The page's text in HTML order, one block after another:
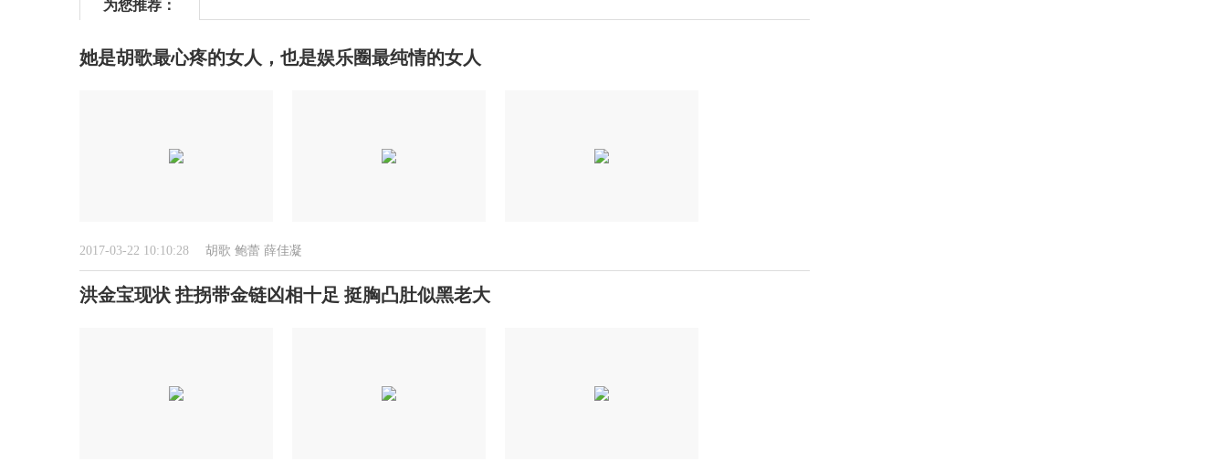
为您推荐：
她是胡歌最心疼的女人，也是娱乐圈最纯情的女人
2017-03-22 10:10:28 胡歌 鲍蕾 薛佳凝
洪金宝现状 拄拐带金链凶相十足 挺胸凸肚似黑老大